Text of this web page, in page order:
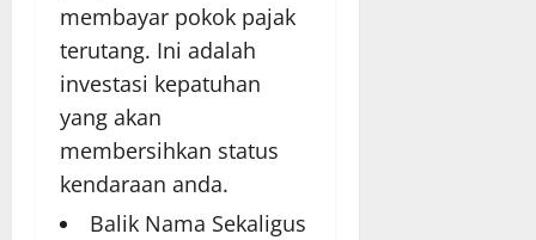
membayar pokok pajak
terutang. Ini adalah
investasi kepatuhan
yang akan
membersihkan status
kendaraan anda.
Balik Nama Sekaligus